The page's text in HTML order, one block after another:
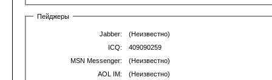
Пейджеры
Jabber:
(Неизвестно)
ICQ:
409090259
MSN Messenger:
(Неизвестно)
AOL IM:
(Неизвестно)